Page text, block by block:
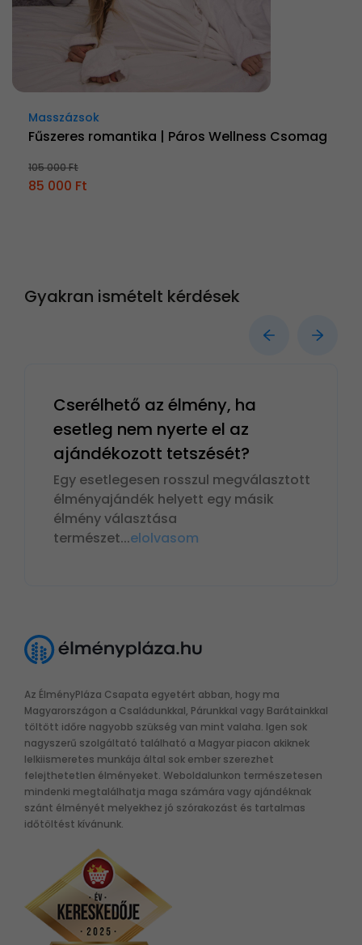
Masszázsok
Fűszeres romantika | Páros Wellness Csomag
105 000 Ft
85 000 Ft
Gyakran ismételt kérdések
Cserélhető az élmény, ha
esetleg nem nyerte el az
ajándékozott tetszését?
Egy esetlegesen rosszul megválasztott
élményajándék helyett egy másik
élmény választása
természet...elolvasom
Az ÉlményPláza Csapata egyetért abban, hogy ma
Magyarországon a Családunkkal, Párunkkal vagy Barátainkkal
töltött időre nagyobb szükség van mint valaha. Igen sok
nagyszerű szolgáltató található a Magyar piacon akiknek
lelkiismeretes munkája által sok ember szerezhet
felejthetetlen élményeket. Weboldalunkon természetesen
mindenki megtalálhatja maga számára vagy ajándéknak
szánt élményét melyekhez jó szórakozást és tartalmas
időtöltést kívánunk.